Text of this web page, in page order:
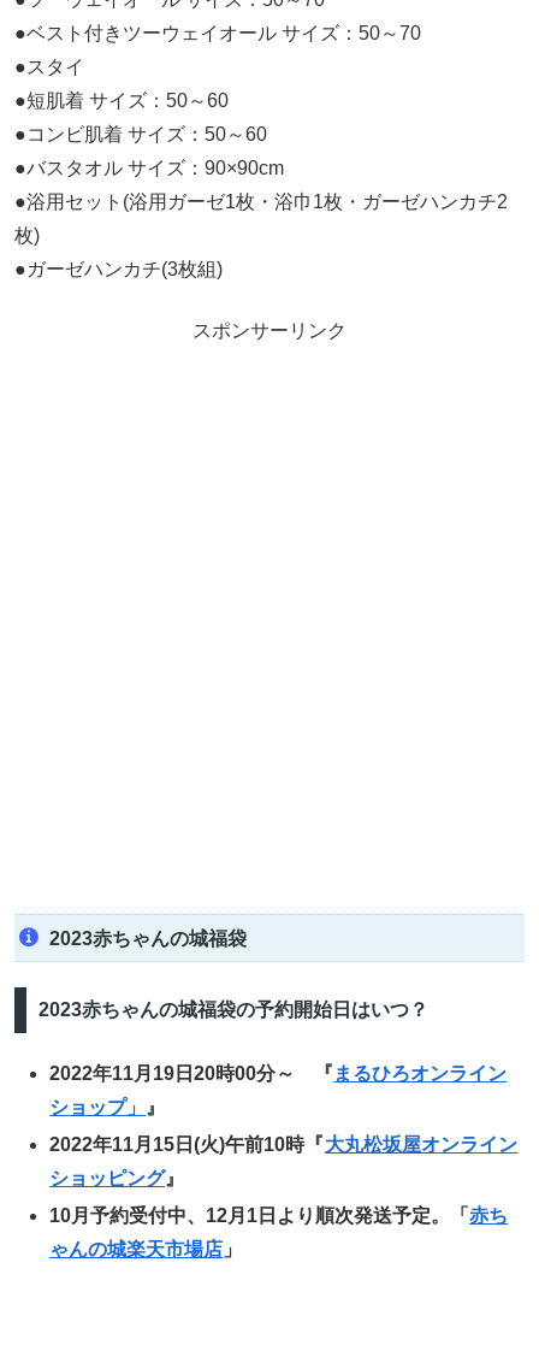
●ベスト付きツーウェイオール サイズ：50～70
●スタイ
●短肌着 サイズ：50～60
●コンビ肌着 サイズ：50～60
●バスタオル サイズ：90×90cm
●浴用セット(浴用ガーゼ1枚・浴巾1枚・ガーゼハンカチ2
枚)
●ガーゼハンカチ(3枚組)
スポンサーリンク
2023赤ちゃんの城福袋
2023赤ちゃんの城福袋の予約開始日はいつ？
2022年11月19日20時00分～ 『 まるひろオンライン
ショップ」
』
2022年11月15日(火)午前10時『大丸松坂屋オンライン
ショッピング』
10月予約受付中、12月1日より順次発送予定。「赤ち
ゃんの城楽天市場店 」